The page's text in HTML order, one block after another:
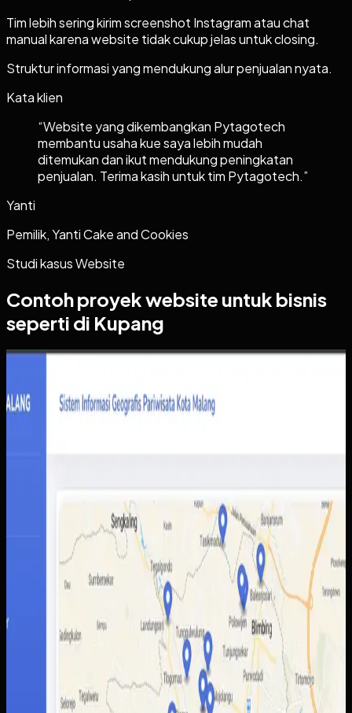
Tim lebih sering kirim screenshot Instagram atau chat
manual karena website tidak cukup jelas untuk closing.
Struktur informasi yang mendukung alur penjualan nyata.
Kata klien
“Website yang dikembangkan Pytagotech
membantu usaha kue saya lebih mudah
ditemukan dan ikut mendukung peningkatan
penjualan. Terima kasih untuk tim Pytagotech.”
Yanti
Pemilik, Yanti Cake and Cookies
Studi kasusWebsite
Contoh proyekwebsite untuk bisnis
seperti di Kupang
Sistem Informasi Geografis Pariwisata Kota Malang
Informasi destinasi wisata tersebar di berbagai sumber
dengan kualitas data yang tidak selalu konsisten.
Akibatnya wisatawan sulit membandingkan pilihan,
sementara pengelola daerah kesulitan menampilkan
potensi wisata secara lebih utuh.
Kami membangun peta interaktif berbasis web dengan
data lokasi, kategori destinasi, dan detail tempat yang
lebih mudah dibaca pengguna. Admin juga mendapatkan
alur pengelolaan data yang lebih rapi untuk memperbarui
informasi wisata tanpa bergantung pada banyak kanal